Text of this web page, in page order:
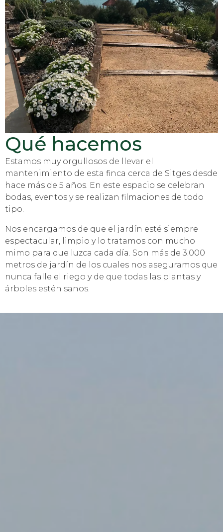
Qué hacemos
Estamos muy orgullosos de llevar el
mantenimiento de esta finca cerca de Sitges desde
hace más de 5 años. En este espacio se celebran
bodas, eventos y se realizan filmaciones de todo
tipo.
Nos encargamos de que el jardín esté siempre
espectacular, limpio y lo tratamos con mucho
mimo para que luzca cada día. Son más de 3.000
metros de jardín de los cuales nos aseguramos que
nunca falle el riego y de que todas las plantas y
árboles estén sanos.